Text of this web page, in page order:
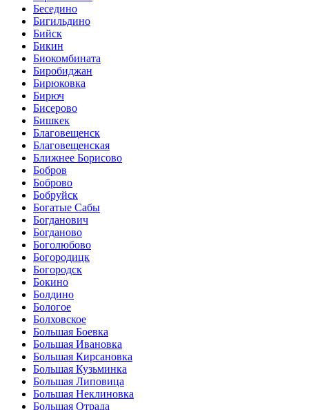
Беседино
Бигильдино
Бийск
Бикин
Биокомбината
Биробиджан
Бирюковка
Бирюч
Бисерово
Бишкек
Благовещенск
Благовещенская
Ближнее Борисово
Бобров
Боброво
Бобруйск
Богатые Сабы
Богданович
Богданово
Боголюбово
Богородицк
Богородск
Бокино
Болдино
Бологое
Болховское
Большая Боевка
Большая Ивановка
Большая Кирсановка
Большая Кузьминка
Большая Липовица
Большая Неклиновка
Большая Отрада